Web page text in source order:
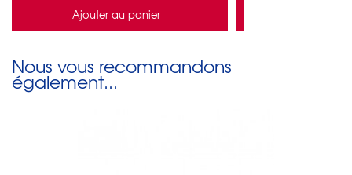
Ajouter au panier
Nous vous recommandons
également...